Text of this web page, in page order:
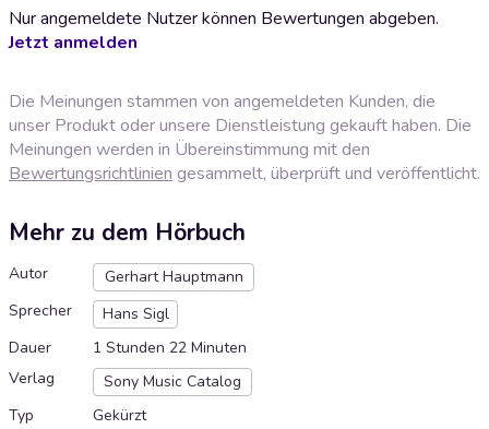
Nur angemeldete Nutzer können Bewertungen abgeben.
Jetzt anmelden
Die Meinungen stammen von angemeldeten Kunden, die
unser Produkt oder unsere Dienstleistung gekauft haben. Die
Meinungen werden in Übereinstimmung mit den
Bewertungsrichtlinien gesammelt, überprüft und veröffentlicht.
Mehr zu dem Hörbuch
Autor
Gerhart Hauptmann
Sprecher
Hans Sigl
Dauer
1 Stunden 22 Minuten
Verlag
Sony Music Catalog
Typ
Gekürzt